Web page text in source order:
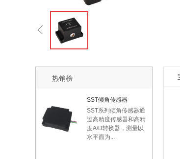
热销榜
SST倾角传感器
SST系列倾角传感器通
过高精度传感器和高精
度A/D转换器，测量以
水平面为...